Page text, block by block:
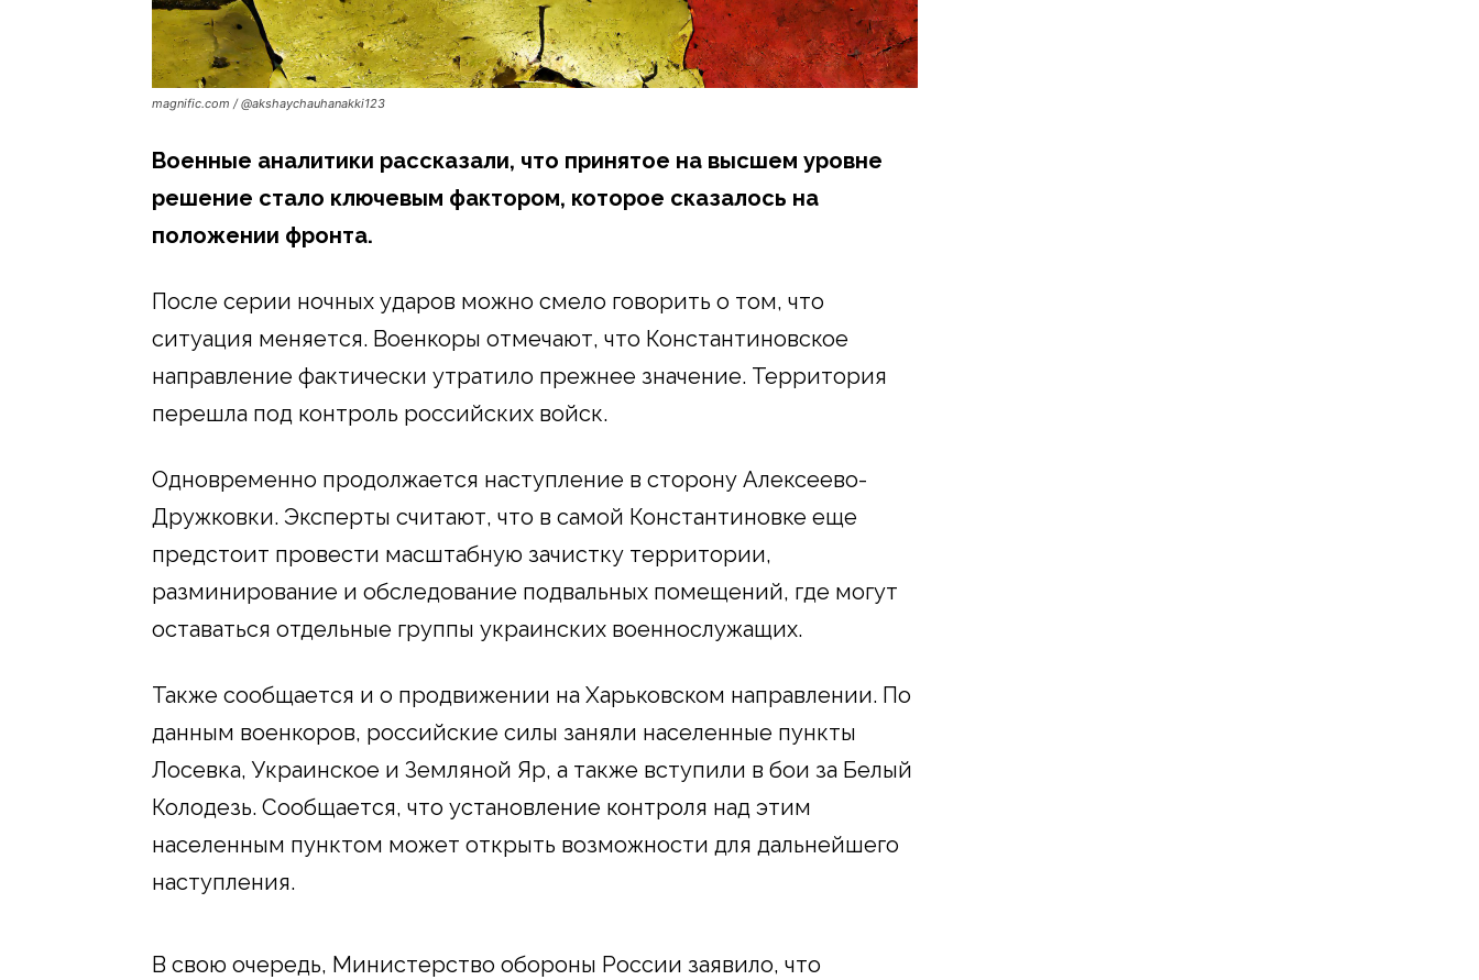
magnific.com / @akshaychauhanakki123
Военные аналитики рассказали, что принятое на высшем уровне
решение стало ключевым фактором, которое сказалось на
положении фронта.
После серии ночных ударов можно смело говорить о том, что
ситуация меняется. Военкоры отмечают, что Константиновское
направление фактически утратило прежнее значение. Территория
перешла под контроль российских войск.
Одновременно продолжается наступление в сторону Алексеево-
Дружковки. Эксперты считают, что в самой Константиновке еще
предстоит провести масштабную зачистку территории,
разминирование и обследование подвальных помещений, где могут
оставаться отдельные группы украинских военнослужащих.
Также сообщается и о продвижении на Харьковском направлении. По
данным военкоров, российские силы заняли населенные пункты
Лосевка, Украинское и Земляной Яр, а также вступили в бои за Белый
Колодезь. Сообщается, что установление контроля над этим
населенным пунктом может открыть возможности для дальнейшего
наступления.
В свою очередь, Министерство обороны России заявило, что